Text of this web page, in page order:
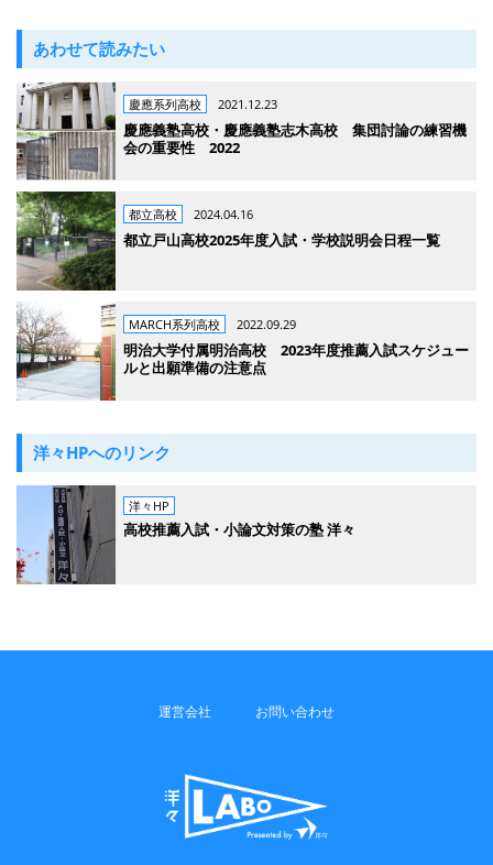
あわせて読みたい
慶應系列高校 2021.12.23
慶應義塾高校・慶應義塾志木高校 集団討論の練習機
会の重要性 2022
都立高校 2024.04.16
都立戸山高校2025年度入試・学校説明会日程一覧
MARCH系列高校 2022.09.29
明治大学付属明治高校 2023年度推薦入試スケジュー
ルと出願準備の注意点
洋々HPへのリンク
洋々HP
高校推薦入試・小論文対策の塾 洋々
運営会社 お問い合わせ